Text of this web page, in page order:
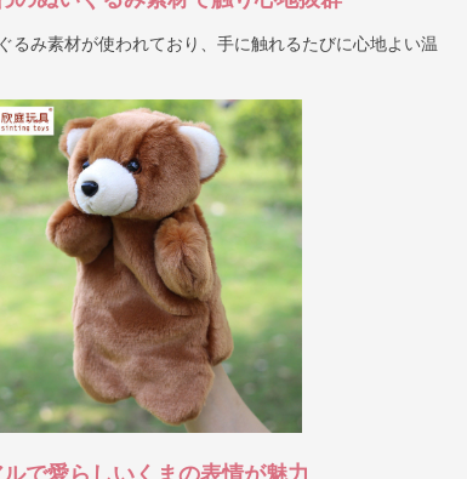
るみ素材が使われており、手に触れるたびに心地よい温
ルで愛らしいくまの表情が魅力